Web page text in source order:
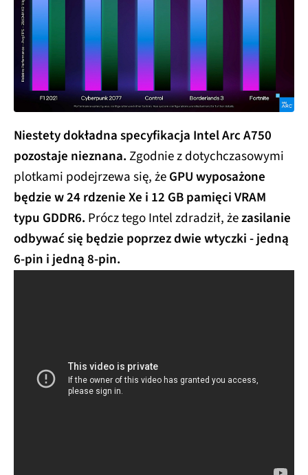
Niestety dokładna specyfikacja Intel Arc A750
pozostaje nieznana.Zgodnie z dotychczasowymi
plotkami podejrzewa się, żeGPU wyposażone
będzie w 24 rdzenie Xe i 12 GB pamięci VRAM
typu GDDR6. Prócz tego Intel zdradził, żezasilanie
odbywać się będzie poprzez dwie wtyczki - jedną
6-pin i jedną 8-pin.